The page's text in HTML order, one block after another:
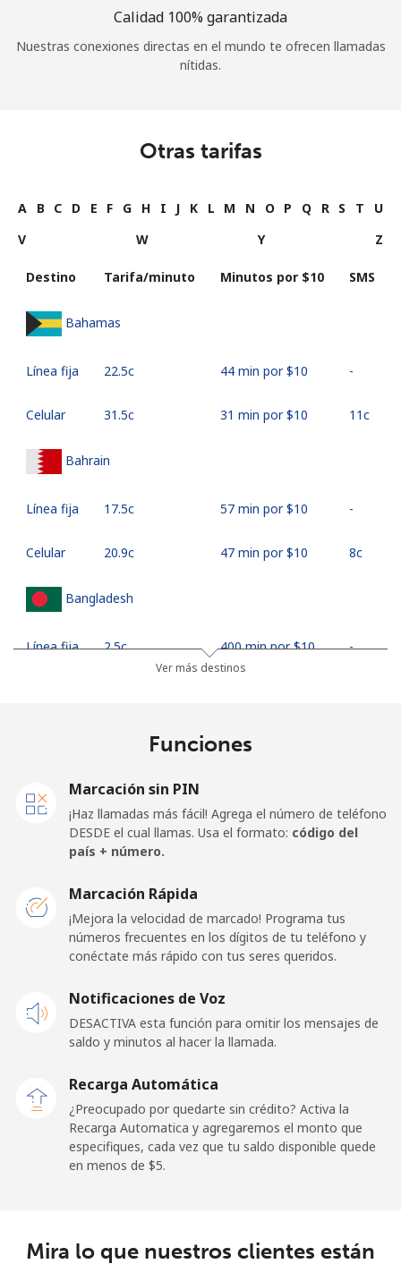
Calidad 100% garantizada
Nuestras conexiones directas en el mundo te ofrecen llamadas
nítidas.
Otras tarifas
A B C D E F G H I J K L M N O P Q R S T
U
V
W Y Z
Destino Tarifa/minuto Minutos por ⁦$10⁩ SMS
Bahamas
Línea fija ⁦22.5c⁩ 44 min por ⁦$10⁩ -
Celular ⁦31.5c⁩ 31 min por ⁦$10⁩ ⁦11c⁩
Bahrain
Línea fija ⁦17.5c⁩ 57 min por ⁦$10⁩ -
Celular ⁦20.9c⁩ 47 min por ⁦$10⁩ ⁦8c⁩
Bangladesh
Línea fija ⁦2.5c⁩ 400 min por ⁦$10⁩ -
Línea fija ⁦32.9c⁩
⁦37.5c⁩ 26 min por ⁦$10⁩ -
Línea fija ⁦67.9c⁩ 14 min por ⁦$10⁩
⁦61.9c⁩ 16 min por ⁦$10⁩
Celular ⁦42.5c⁩ 23 min por ⁦$10⁩
Belize
Celular 27 min por ⁦$10⁩ ⁦22c⁩
Ver más destinos
Funciones
Marcación sin PIN
¡Haz llamadas más fácil! Agrega el número de teléfono
DESDE el cual llamas. Usa el formato: código del
país + número.
Marcación Rápida
¡Mejora la velocidad de marcado! Programa tus
números frecuentes en los dígitos de tu teléfono y
conéctate más rápido con tus seres queridos.
Notificaciones de Voz
DESACTIVA esta función para omitir los mensajes de
saldo y minutos al hacer la llamada.
Recarga Automática
¿Preocupado por quedarte sin crédito? Activa la
Recarga Automatica y agregaremos el monto que
especifiques, cada vez que tu saldo disponible quede
en menos de ⁦$5⁩.
Mira lo que nuestros clientes están